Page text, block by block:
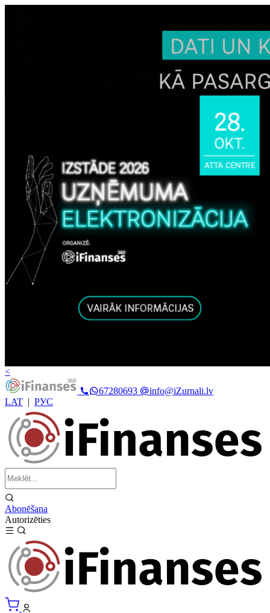
<
67280693
info@iZurnali.lv
LAT | РУС
Abonēšana
Autorizēties